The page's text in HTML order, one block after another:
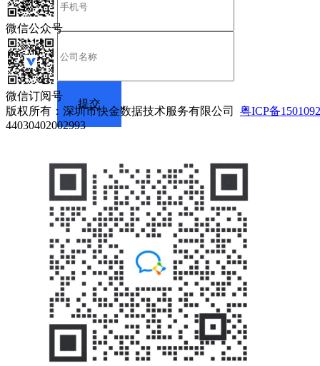
微信公众号
微信订阅号
版权所有：深圳市快金数据技术服务有限公司 粤ICP备
44030402002993